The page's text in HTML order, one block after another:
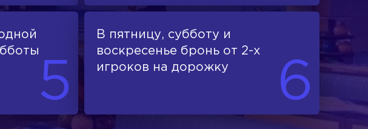
5
В пятницу, субботу и
воскресенье бронь от 2-х
игроков на дорожку
6